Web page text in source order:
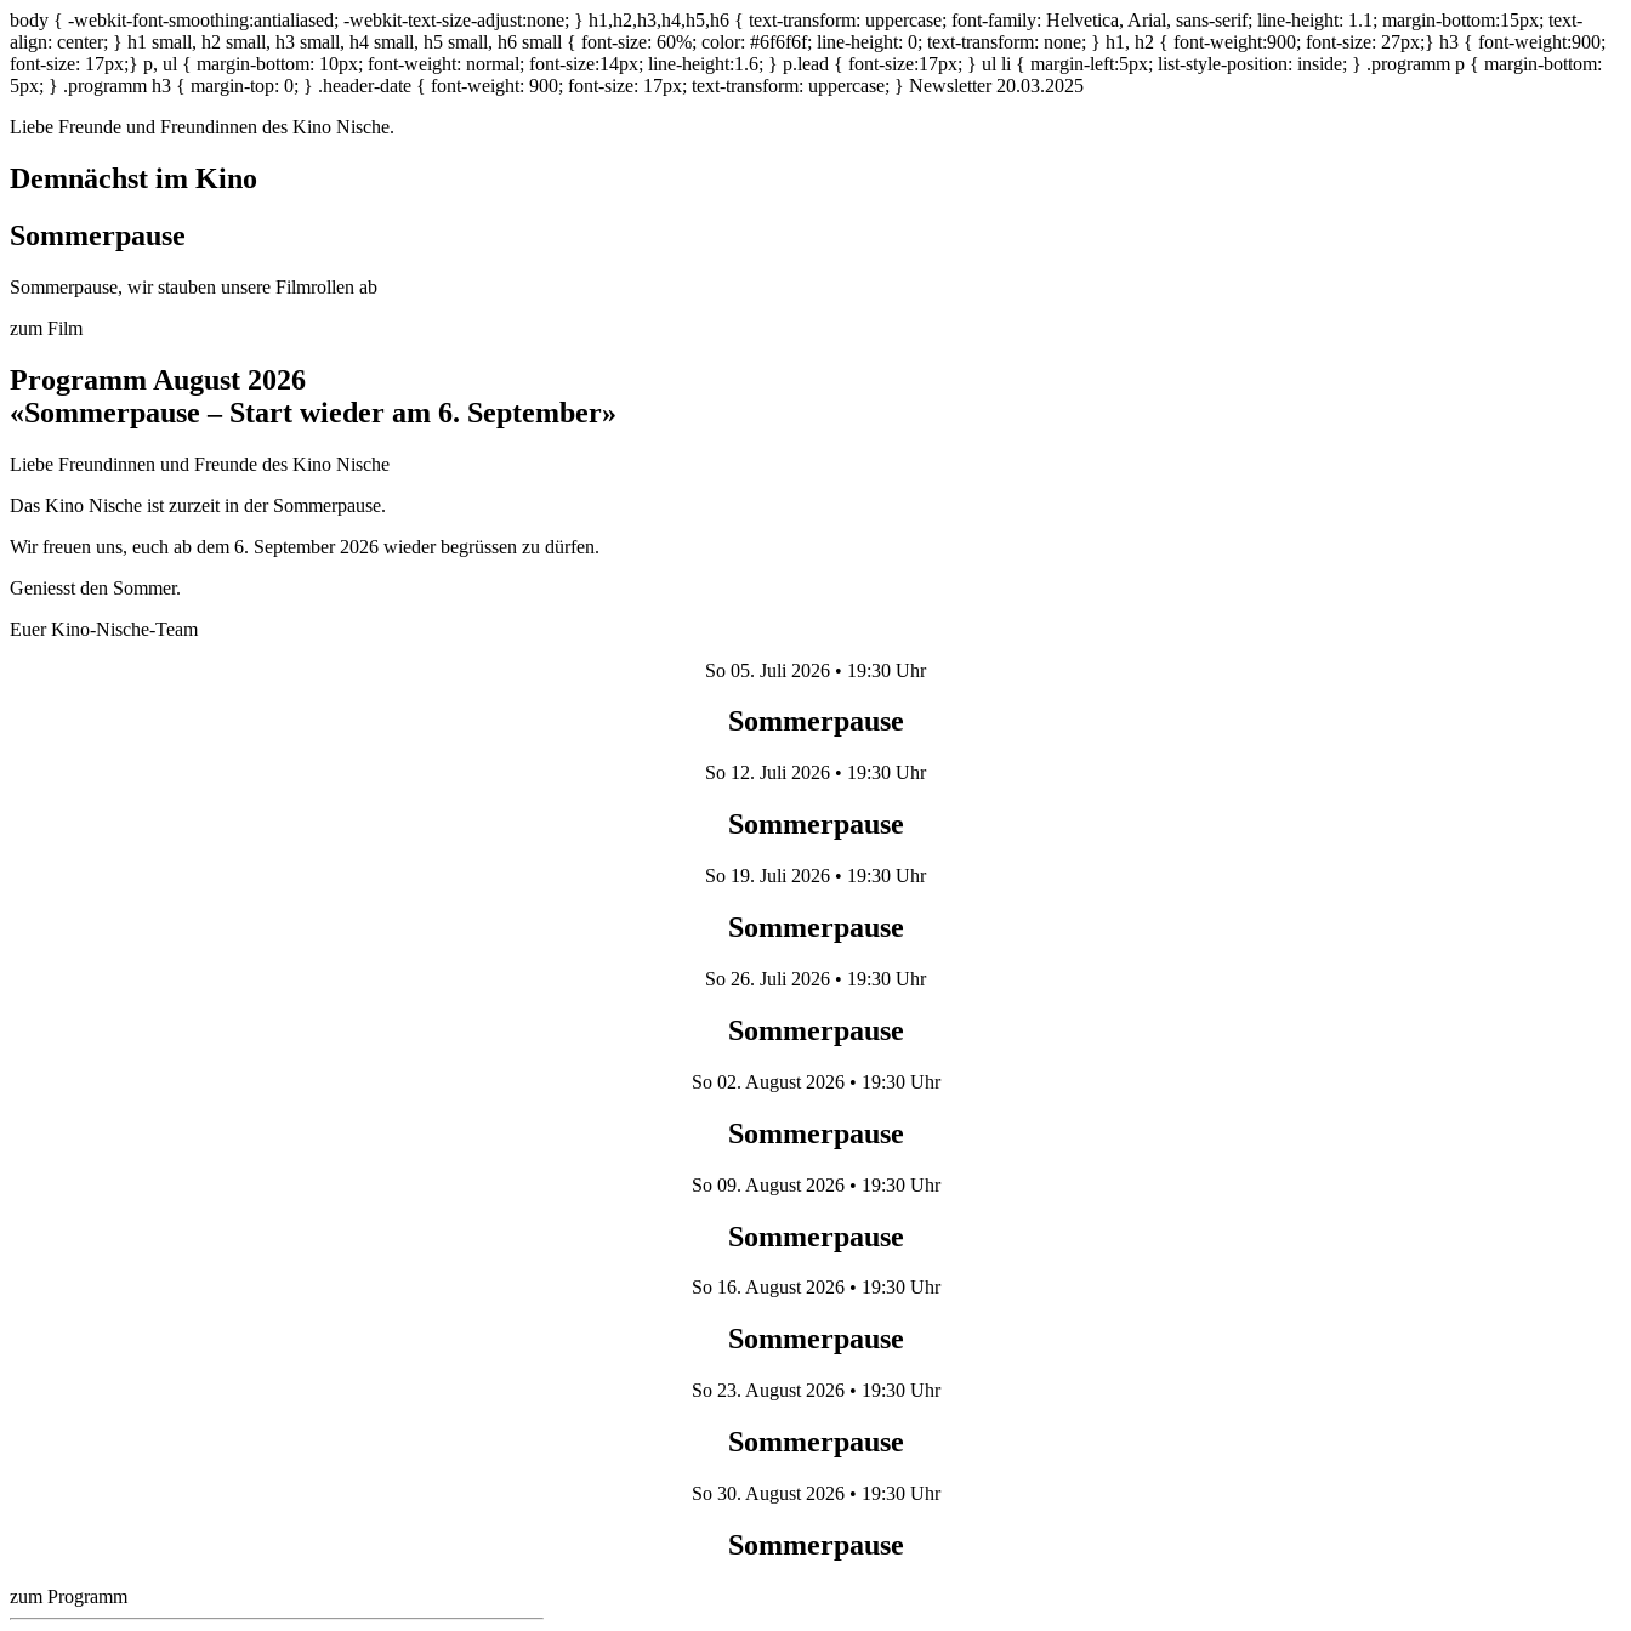
body { -webkit-font-smoothing:antialiased; -webkit-text-size-adjust:none; } h1,h2,h3,h4,h5,h6 { text-transform: uppercase; font-family: Helvetica, Arial, sans-serif; line-height: 1.1; margin-bottom:15px; text-
align: center; } h1 small, h2 small, h3 small, h4 small, h5 small, h6 small { font-size: 60%; color: #6f6f6f; line-height: 0; text-transform: none; } h1, h2 { font-weight:900; font-size: 27px;} h3 { font-weight:900;
font-size: 17px;} p, ul { margin-bottom: 10px; font-weight: normal; font-size:14px; line-height:1.6; } p.lead { font-size:17px; } ul li { margin-left:5px; list-style-position: inside; } .programm p { margin-bottom:
5px; } .programm h3 { margin-top: 0; } .header-date { font-weight: 900; font-size: 17px; text-transform: uppercase; } Newsletter 20.03.2025
Liebe Freunde und Freundinnen des Kino Nische.
Demnächst im Kino
Sommerpause
Sommerpause, wir stauben unsere Filmrollen ab
zum Film
Programm August 2026
«Sommerpause – Start wieder am 6. September»
Liebe Freundinnen und Freunde des Kino Nische
Das Kino Nische ist zurzeit in der Sommerpause.
Wir freuen uns, euch ab dem 6. September 2026 wieder begrüssen zu dürfen.
Geniesst den Sommer.
Euer Kino-Nische-Team
So 05. Juli 2026 • 19:30 Uhr
Sommerpause
So 12. Juli 2026 • 19:30 Uhr
Sommerpause
So 19. Juli 2026 • 19:30 Uhr
Sommerpause
So 26. Juli 2026 • 19:30 Uhr
Sommerpause
So 02. August 2026• 19:30 Uhr
Sommerpause
So 09. August 2026• 19:30 Uhr
Sommerpause
So 16. August 2026• 19:30 Uhr
Sommerpause
So 23. August 2026• 19:30 Uhr
Sommerpause
So 30. August 2026• 19:30 Uhr
Sommerpause
zum Programm